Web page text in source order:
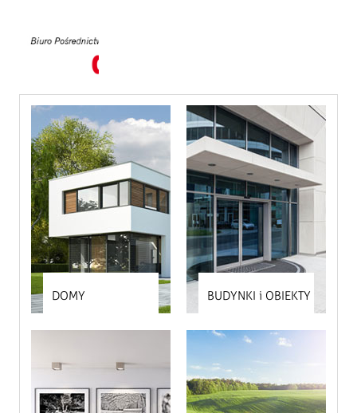
+48
608
517
318
O
DOMINPLUS
USŁUGI
KARIERA
KONTAKT
DOMY BUDYNKI i OBIEKTY